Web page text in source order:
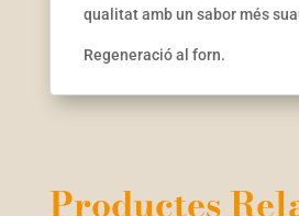
qualitat amb un sabor més
Regeneració al forn.
Productes